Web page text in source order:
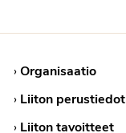
›Organisaatio
› Liiton perustiedot
› Liiton tavoitteet